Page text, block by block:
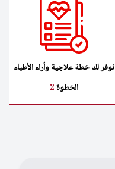
نوفر لك خطة علاجية وأراء الأطباء
الخطوة2